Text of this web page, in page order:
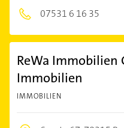
07531 6 16 35
ReWa
Immobilien
IMMOBILIEN